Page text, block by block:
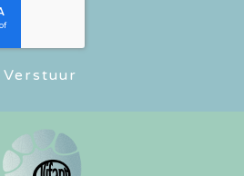
Verstuur